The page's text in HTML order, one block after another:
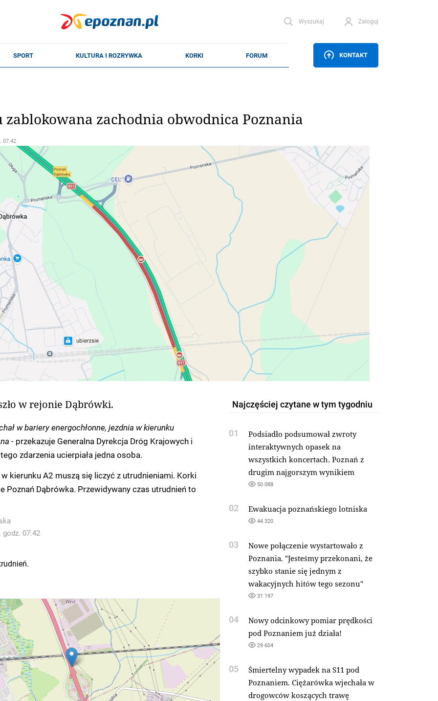
Wyszukaj Zaloguj
KONTAKT
zablokowana zachodnia obwodnica Poznania
07.42
w rejonie Dąbrówki.
w bariery energochłonne, jezdnia w kierunku
- przekazuje Generalna Dyrekcja Dróg Krajowych i
zdarzenia ucierpiała jedna osoba.
kierunku A2 muszą się liczyć z utrudnieniami. Korki
Poznań Dąbrówka. Przewidywany czas utrudnień to
godz. 07:42
Najczęściej czytane w tym tygodniu
01
Podsiadło podsumował zwroty
interaktywnych opasek na
wszystkich koncertach. Poznań z
drugim najgorszym wynikiem
50 088
02 Ewakuacja poznańskiego lotniska
44 320
03
Nowe połączenie wystartowało z
Poznania. "Jesteśmy przekonani, że
szybko stanie się jednym z
wakacyjnych hitów tego sezonu"
31 197
04
Nowy odcinkowy pomiar prędkości
pod Poznaniem już działa!
29 604
05
Śmiertelny wypadek na S11 pod
Poznaniem. Ciężarówka wjechała w
drogowców koszących trawę